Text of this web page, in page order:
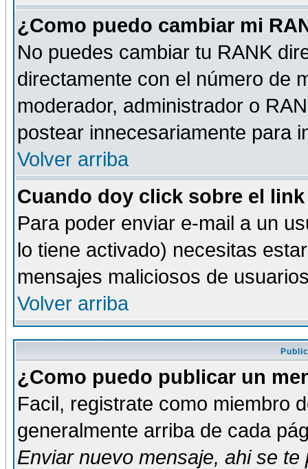
¿Como puedo cambiar mi
No puedes cambiar tu RANK
directamente con el número de
moderador, administrador o
postear innecesariamente para
Volver arriba
Cuando doy click sobre el
Para poder enviar e-mail a un
lo tiene activado) necesitas
mensajes maliciosos de
Volver arriba
¿Como puedo publicar un
Facil, registrate como miembro
generalmente arriba de cada
Enviar nuevo mensaje, ahi se te